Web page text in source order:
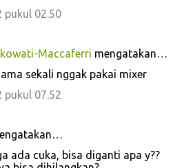
pukul 02.50
Maccaferri mengatakan…
sekali nggak pakai mixer
pukul 07.52
ada cuka, bisa diganti apa y??